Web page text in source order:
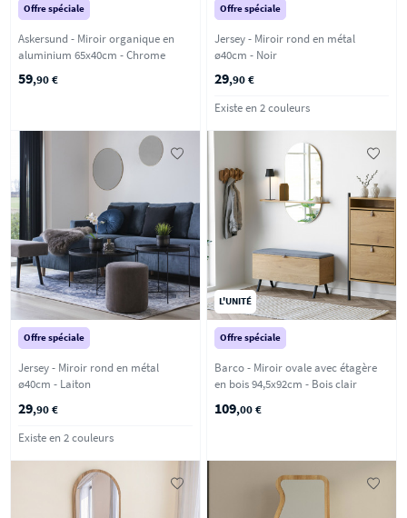
Offre spéciale
Askersund - Miroir organique en
aluminium 65x40cm - Chrome
59,90 €
Offre spéciale
Jersey - Miroir rond en métal
ø40cm - Noir
29,90 €
Existe en 2 couleurs
Offre spéciale
Jersey - Miroir rond en métal
ø40cm - Laiton
29,90 €
Existe en 2 couleurs
L'UNITÉ
Offre spéciale
Barco - Miroir ovale avec étagère
en bois 94,5x92cm - Bois clair
109,00 €